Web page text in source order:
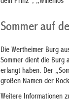
Sommer auf
Die Wertheimer Burg
Sommer dient die Burg
erlangt haben. Der
großen Namen der
Weitere Informationen